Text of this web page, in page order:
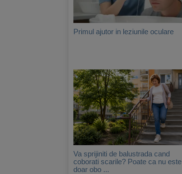
Primul ajutor in leziunile oculare
Va sprijiniti de balustrada cand
coborati scarile? Poate ca nu este
doar obo ...